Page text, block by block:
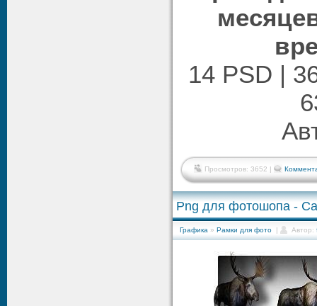
14 PSD |
Просмотров: 3652 |
Png для фотошопа -
Графика » Рамки для фото | Автор: